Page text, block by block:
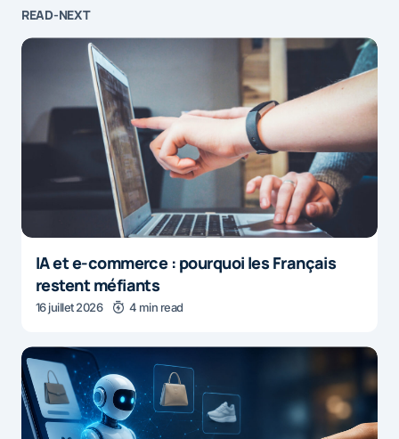
READ-NEXT
IA et e-commerce : pourquoi les Français
restent méfiants
16 juillet 2026 4 min read